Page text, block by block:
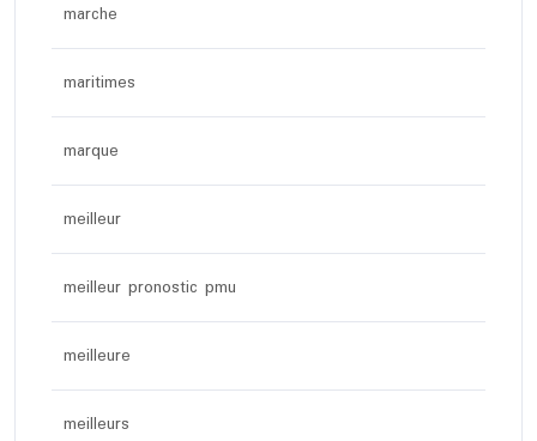
marche
maritimes
marque
meilleur
meilleur pronostic pmu
meilleure
meilleurs